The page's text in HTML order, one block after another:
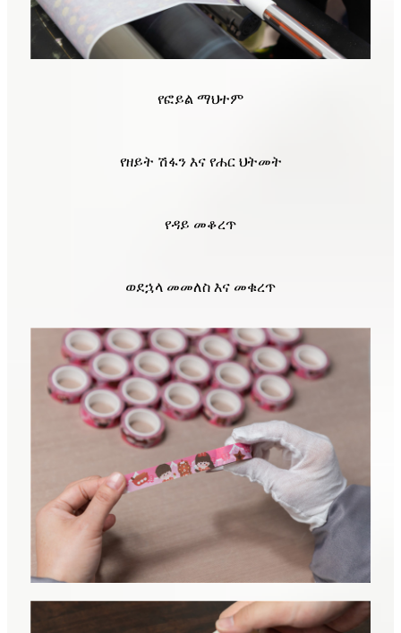
የፎይል ማህተም
የዘይት ሽፋን እና የሐር ህትመት
የዳይ መቆረጥ
ወደኋላ መመለስ እና መቁረጥ